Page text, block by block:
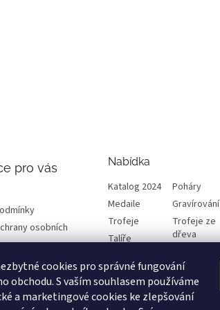
cookies pro správné fungování
obchodu. S vaším souhlasem používáme
a marketingové cookies ke zlepšování
pro vás
osobních
Nabídka
Katalog 2024
Poháry
Medaile
Gravírování
Trofeje
Trofeje ze
dřeva
Talíře
Emblémy
Výprodej